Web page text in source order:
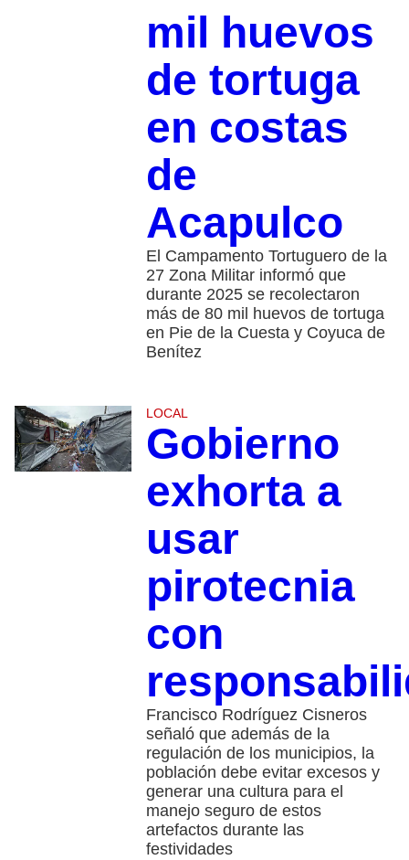
mil huevos
de tortuga
en costas
de
Acapulco
El Campamento Tortuguero de la
27 Zona Militar informó que
durante 2025 se recolectaron
más de 80 mil huevos de tortuga
en Pie de la Cuesta y Coyuca de
Benítez
LOCAL
Gobierno
exhorta a
usar
pirotecnia
con
Francisco Rodríguez Cisneros
señaló que además de la
regulación de los municipios, la
población debe evitar excesos y
generar una cultura para el
manejo seguro de estos
artefactos durante las
festividades